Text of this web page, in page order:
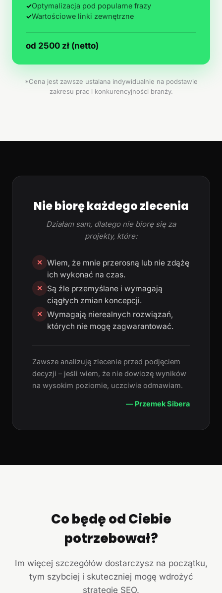
✓Optymalizacja pod popularne frazy
✓Wartościowe linki zewnętrzne
od 2500 zł (netto)
*Cena jest zawsze ustalana indywidualnie na podstawie
zakresu prac i konkurencyjności branży.
Nie biorę każdego zlecenia
Działam sam, dlatego nie biorę się za
projekty, które:
✕ Wiem, że mnie przerosną lub nie zdążę
ich wykonać na czas.
✕
Są źle przemyślane i wymagają
ciągłych zmian koncepcji.
✕ Wymagają nierealnych rozwiązań,
których nie mogę zagwarantować.
Zawsze analizuję zlecenie przed podjęciem
decyzji – jeśli wiem, że nie dowiozę wyników
na wysokim poziomie, uczciwie odmawiam.
— Przemek Sibera
Co będę od Ciebie
potrzebował?
Im więcej szczegółów dostarczysz na początku,
tym szybciej i skuteczniej mogę wdrożyć
strategię SEO.